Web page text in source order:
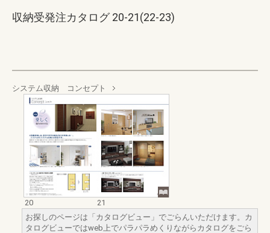
収納受発注カタログ 20-21(22-23)
システム収納 コンセプト
20
21
お探しのページは「カタログビュー」でごらんいただけます。カ
タログビューではweb上でパラパラめくりながらカタログをごら